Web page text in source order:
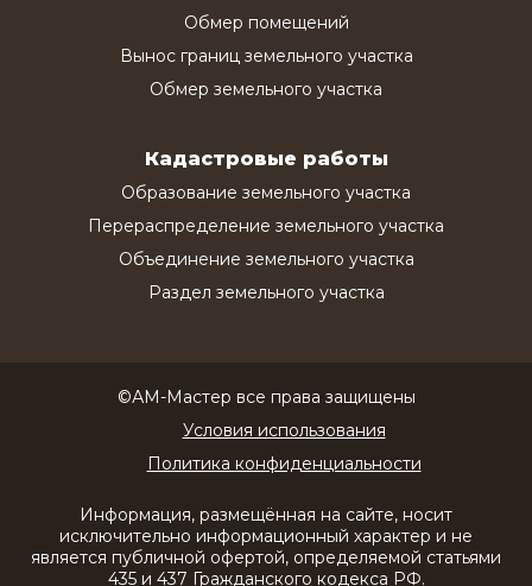
Обмер помещений
Вынос границ земельного участка
Обмер земельного участка
Кадастровые работы
Образование земельного участка
Перераспределение земельного участка
Объединение земельного участка
Раздел земельного участка
©АМ-Мастер все права защищены
Условия использования
Политика конфиденциальности
Информация, размещённая на сайте, носит
исключительно информационный характер и не
является публичной офертой, определяемой статьями
435 и 437 Гражданского кодекса РФ.